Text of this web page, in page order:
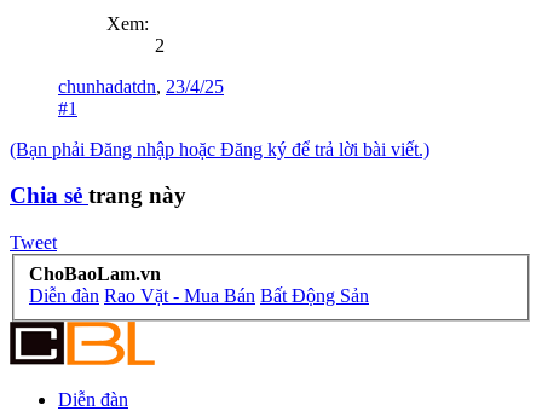
Xem:
2
chunhadatdn, 23/4/25
#1
(Bạn phải Đăng nhập hoặc Đăng ký để trả lời bài viết.)
Chia sẻ trang này
Tweet
ChoBaoLam.vn
Diễn đàn Rao Vặt - Mua Bán Bất Động Sản
Diễn đàn